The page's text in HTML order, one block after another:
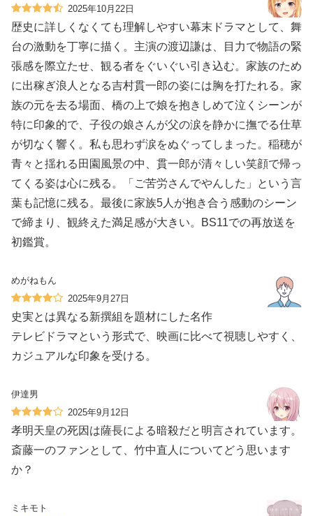
2025年10月22日
歴史に詳しくなくても理解しやすい幕末ドラマとして、舞
台の激動を丁寧に描く。主演の渡辺謙は、目力で物語の緊
張感を際立たせ、観る者をぐいぐい引き込む。家族のため
に出稼ぎ浪人となる吉村貫一郎の姿には胸を打たれる。家
族の元を去る場面、橋の上で娘を抱きしめて泣くシーンが
特に印象的で、子役の娘さんが父の涙を静かに撫でる仕草
が切なく響く。私も思わず涙をぬぐってしまった。稲穂が
青々と揺れる田園風景の中、貫一郎が清々しい笑顔で帰っ
てくる姿は心に残る。「ご苦労さんでやんした」という言
葉も記憶に残る。最後に家族5人が抱き合う感動のシーン
で締まり、観終えた満足感が大きい。BS11での再放送を
初鑑賞。
めがねもん
2025年9月27日
史実とは異なる新撰組を題材にした名作
テレビドラマという形式で、映画に比べて視聴しやすく、
カジュアルな印象を受ける。
伊達男
2025年9月12日
孝明天皇の死因は薩長による暗殺だと明言されています。
斎藤一のファンとして、竹中直人についてどう思います
か？
ミキモト